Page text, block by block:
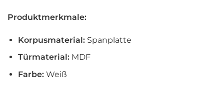
Produktmerkmale:
Korpusmaterial: Spanplatte
Türmaterial: MDF
Farbe: Weiß